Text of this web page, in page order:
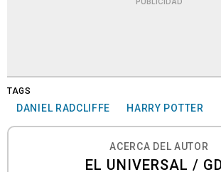
TAGS
DANIEL RADCLIFFE HARRY POTTER
ACERCA DEL AUTOR
EL UNIVERSAL /